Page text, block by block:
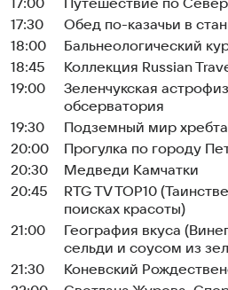
17:00
Путешествие по
17:30
Обед по-казачьи в
18:00
Бальнеологический
18:45
Коллекция Russian
19:00
Зеленчукская
обсерватория
19:30
Подземный мир
20:00
Прогулка по городу
20:30
Медведи Камчатки
20:45
RTG TV TOP10
поисках красоты)
21:00
География вкуса
сельди и соусом из
21:30
Коневский